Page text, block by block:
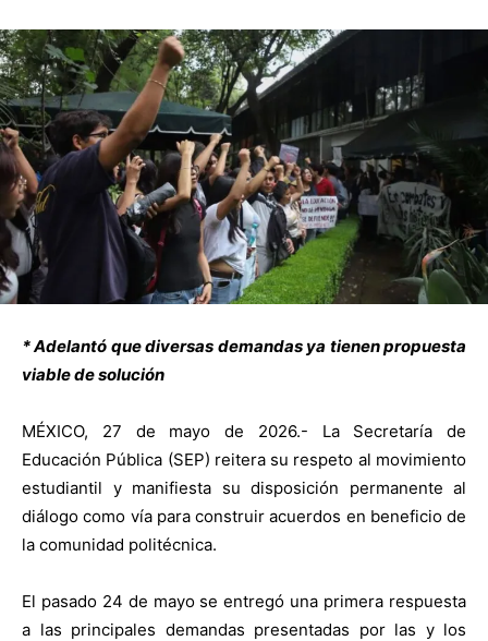
* Adelantó que diversas demandas ya tienen propuesta
viable de solución
MÉXICO, 27 de mayo de 2026.- La Secretaría de
Educación Pública (SEP) reitera su respeto al movimiento
estudiantil y manifiesta su disposición permanente al
diálogo como vía para construir acuerdos en beneficio de
la comunidad politécnica.
El pasado 24 de mayo se entregó una primera respuesta
a las principales demandas presentadas por las y los